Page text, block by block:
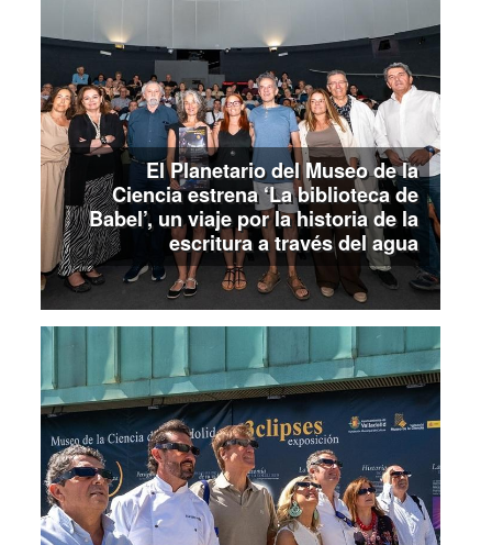
El Planetario del Museo de la
Ciencia estrena ‘La biblioteca de
Babel’, un viaje por la historia de la
escritura a través del agua